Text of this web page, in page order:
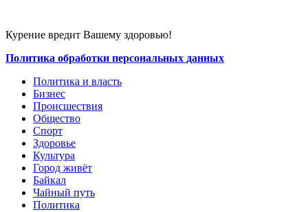
Курение вредит Вашему здоровью!
Политика обработки персональных данных
Политика и власть
Бизнес
Происшествия
Общество
Cпорт
Здоровье
Культура
Город живёт
Байкал
Чайный путь
Политика